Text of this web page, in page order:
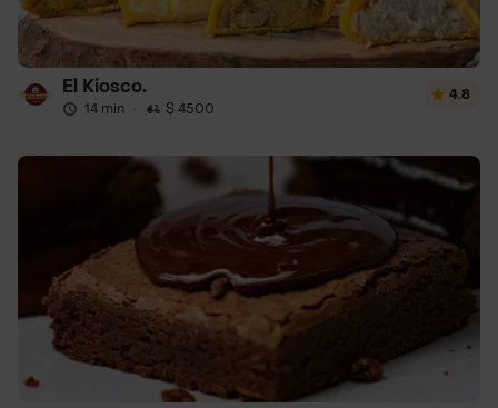
El Kiosco.
14 min · $ 4500
4.8